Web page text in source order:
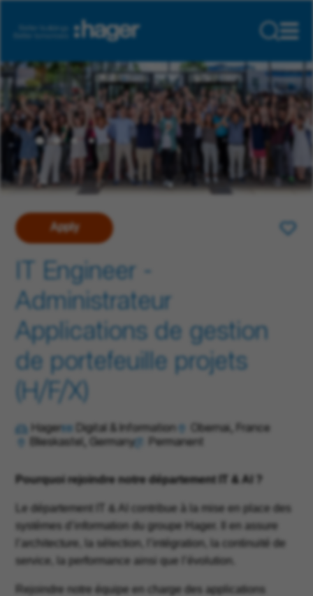
Apply
IT Engineer -
Administrateur
Applications de gestion
de portefeuille projets
(H/F/X)
Hager Digital & Information
Obernai, France
Blieskastel, Germany
Permanent
Pourquoi rejoindre notre département IT & AI ?
Le département IT & AI contribue à la mise en place des
systèmes d’information du groupe Hager. Il en assure
l’architecture, la sélection, l’intégration, la continuité de
service, la performance ainsi que l’évolution.
Rejoindre notre équipe en charge des applications